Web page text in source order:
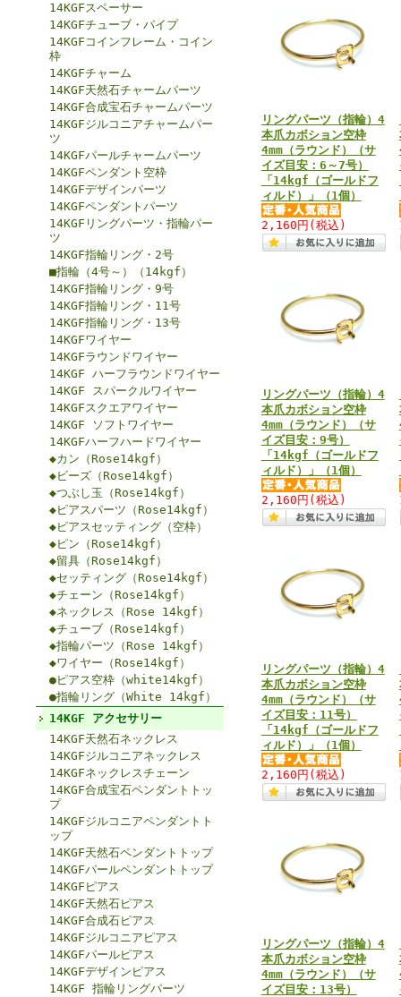
14KGFスペーサー
14KGFチューブ・パイプ
14KGFコインフレーム・コイン
枠
14KGFチャーム
14KGF天然石チャームパーツ
14KGF合成宝石チャームパーツ
14KGFジルコニアチャームパー
ツ
14KGFパールチャームパーツ
14KGFペンダント空枠
14KGFデザインパーツ
14KGFペンダントパーツ
14KGFリングパーツ・指輪パー
ツ
14KGF指輪リング・2号
■指輪（4号～）（14kgf）
14KGF指輪リング・9号
14KGF指輪リング・11号
14KGF指輪リング・13号
14KGFワイヤー
14KGFラウンドワイヤー
14KGF ハーフラウンドワイヤー
14KGF スパークルワイヤー
14KGFスクエアワイヤー
14KGF ソフトワイヤー
14KGFハーフハードワイヤー
◆カン（Rose14kgf）
◆ビーズ（Rose14kgf）
◆つぶし玉（Rose14kgf）
◆ピアスパーツ（Rose14kgf）
◆ピアスセッティング（空枠）
◆ピン（Rose14kgf）
◆留具（Rose14kgf）
◆セッティング（Rose14kgf）
◆チェーン（Rose14kgf）
◆ネックレス（Rose 14kgf）
◆チューブ（Rose14kgf）
◆指輪パーツ（Rose 14kgf）
◆ワイヤー（Rose14kgf）
●ピアス空枠（white14kgf）
●指輪リング（White 14kgf）
14KGF アクセサリー
14KGF天然石ネックレス
14KGFジルコニアネックレス
14KGFネックレスチェーン
14KGF合成宝石ペンダントトッ
プ
14KGFジルコニアペンダントト
ップ
14KGF天然石ペンダントトップ
14KGFパールペンダントトップ
14KGFピアス
14KGF天然石ピアス
14KGF合成石ピアス
14KGFジルコニアピアス
14KGFパールピアス
14KGFデザインピアス
14KGF 指輪リングパーツ
リングパーツ（指輪）4
本爪カボション空枠
4mm（ラウンド）（サ
イズ目安：6～7号）
「14kgf（ゴールドフ
ィルド）」（1個）
2,160円 (税込)
リングパーツ（指輪）4
本爪カボション空枠
4mm（ラウンド）（サ
イズ目安：9号）
「14kgf（ゴールドフ
ィルド）」（1個）
2,160円 (税込)
リングパーツ（指輪）4
本爪カボション空枠
4mm（ラウンド）（サ
イズ目安：11号）
「14kgf（ゴールドフ
ィルド）」（1個）
2,160円 (税込)
リングパーツ（指輪）4
本爪カボション空枠
4mm（ラウンド）（サ
イズ目安：13号）